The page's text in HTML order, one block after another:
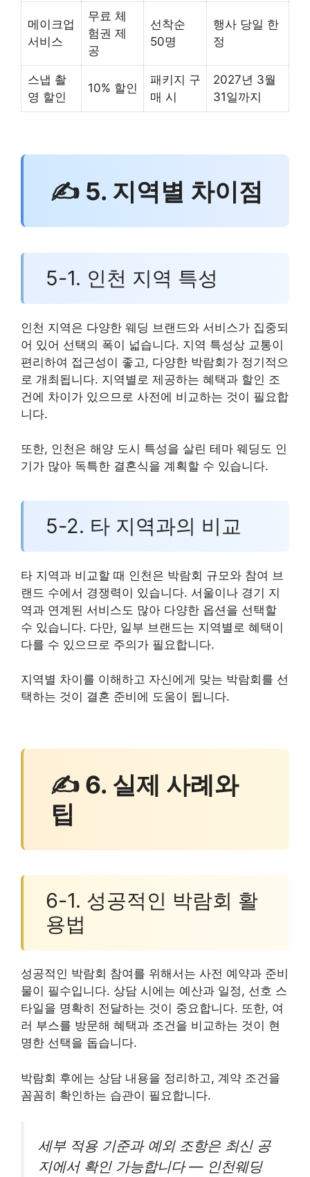
메이크업
서비스
무료 체
험권 제
공
선착순
50명
행사 당일 한
정
스냅 촬
영 할인
10% 할인
패키지 구
매 시
2027년 3월
31일까지
✍ 5. 지역별 차이점
5-1. 인천 지역 특성
인천 지역은 다양한 웨딩 브랜드와 서비스가 집중되
어 있어 선택의 폭이 넓습니다. 지역 특성상 교통이
편리하여 접근성이 좋고, 다양한 박람회가 정기적으
로 개최됩니다. 지역별로 제공하는 혜택과 할인 조
건에 차이가 있으므로 사전에 비교하는 것이 필요합
니다.
또한, 인천은 해양 도시 특성을 살린 테마 웨딩도 인
기가 많아 독특한 결혼식을 계획할 수 있습니다.
5-2. 타 지역과의 비교
타 지역과 비교할 때 인천은 박람회 규모와 참여 브
랜드 수에서 경쟁력이 있습니다. 서울이나 경기 지
역과 연계된 서비스도 많아 다양한 옵션을 선택할
수 있습니다. 다만, 일부 브랜드는 지역별로 혜택이
다를 수 있으므로 주의가 필요합니다.
지역별 차이를 이해하고 자신에게 맞는 박람회를 선
택하는 것이 결혼 준비에 도움이 됩니다.
✍ 6. 실제 사례와
팁
6-1. 성공적인 박람회 활
용법
성공적인 박람회 참여를 위해서는 사전 예약과 준비
물이 필수입니다. 상담 시에는 예산과 일정, 선호 스
타일을 명확히 전달하는 것이 중요합니다. 또한, 여
러 부스를 방문해 혜택과 조건을 비교하는 것이 현
명한 선택을 돕습니다.
박람회 후에는 상담 내용을 정리하고, 계약 조건을
꼼꼼히 확인하는 습관이 필요합니다.
세부 적용 기준과 예외 조항은 최신 공
지에서 확인 가능합니다 — 인천웨딩